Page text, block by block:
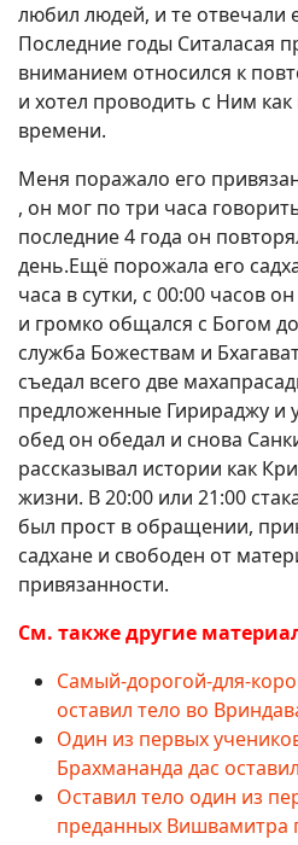
любил людей, и те отвечали
Последние годы Ситаласая
вниманием относился к
и хотел проводить с Ним
времени.
Меня поражало его
, он мог по три часа
последние 4 года он
день.Ещё порожала его
часа в сутки, с 00:00 часов
и громко общался с Богом
служба Божествам и
съедал всего две
предложенные Гирираджу и
обед он обедал и снова
рассказывал истории как
жизни. В 20:00 или 21:00
был прост в обращении,
садхане и свободен от
привязанности.
См. также другие
Самый-дорогой-для-
оставил тело во
Один из первых
Брахмананда дас
Оставил тело один из
преданных Вишвамитра